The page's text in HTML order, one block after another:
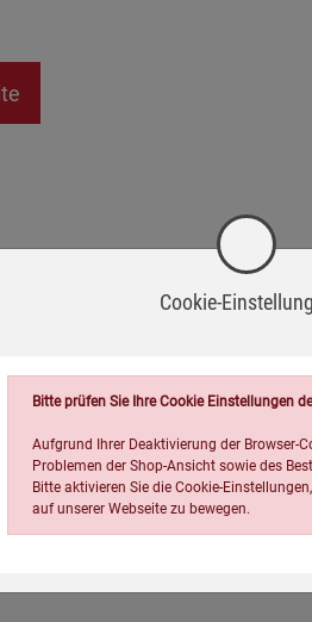
Cookie-
Bitte prüfen Sie Ihre Cookie Einstellungen
Aufgrund Ihrer Deaktivierung der Browser-
Problemen der Shop-Ansicht sowie des
Bitte aktivieren Sie die Cookie-
auf unserer Webseite zu bewegen.